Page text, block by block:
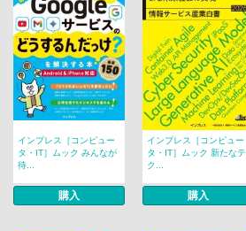
インプレス［コンピュー
タ・IT］ムック みんなが
待...
購入
インプレス［コンピュー
タ・IT］ムック 新たなテ
ク...
購入